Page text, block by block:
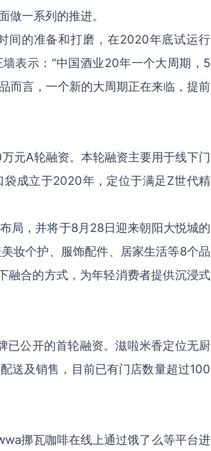
做一系列的推进。
间的准备和打磨，在2020年底试运行
表示：“中国酒业20年一个大周期，5
而言，一个新的大周期正在来临，提前
元A轮融资。本轮融资主要用于线下门
成立于2020年，定位于满足Z世代精
局，并将于8月28日迎来朝阳大悦城的
妆个护、服饰配件、居家生活等8个品
融合的方式，为年轻消费者提供沉浸式
公开的首轮融资。滋啦米香定位无厨
送及销售，目前已有门店数量超过100
挪瓦咖啡在线上通过饿了么等平台进